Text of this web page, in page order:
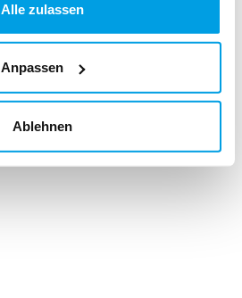
Alle zulassen
Anpassen
Ablehnen